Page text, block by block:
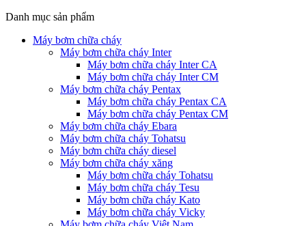
Danh mục sản phẩm
Máy bơm chữa cháy
Máy bơm chữa cháy Inter
Máy bơm chữa cháy Inter CA
Máy bơm chữa cháy Inter CM
Máy bơm chữa cháy Pentax
Máy bơm chữa cháy Pentax CA
Máy bơm chữa cháy Pentax CM
Máy bơm chữa cháy Ebara
Máy bơm chữa cháy Tohatsu
Máy bơm chữa cháy diesel
Máy bơm chữa cháy xăng
Máy bơm chữa cháy Tohatsu
Máy bơm chữa cháy Tesu
Máy bơm chữa cháy Kato
Máy bơm chữa cháy Vicky